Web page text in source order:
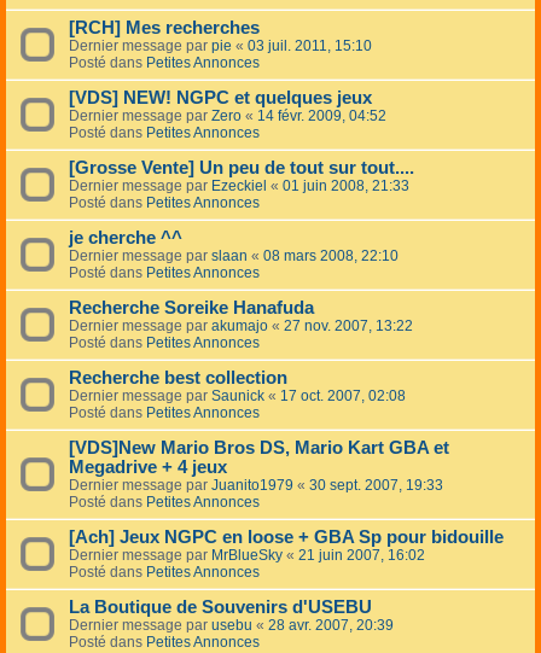
[RCH] Mes recherches
Dernier message par pie « 03 juil. 2011, 15:10
Posté dans Petites Annonces
[VDS] NEW! NGPC et quelques jeux
Dernier message par Zero « 14 févr. 2009, 04:52
Posté dans Petites Annonces
[Grosse Vente] Un peu de tout sur tout....
Dernier message par Ezeckiel « 01 juin 2008, 21:33
Posté dans Petites Annonces
je cherche ^^
Dernier message par slaan « 08 mars 2008, 22:10
Posté dans Petites Annonces
Recherche Soreike Hanafuda
Dernier message par akumajo « 27 nov. 2007, 13:22
Posté dans Petites Annonces
Recherche best collection
Dernier message par Saunick « 17 oct. 2007, 02:08
Posté dans Petites Annonces
[VDS]New Mario Bros DS, Mario Kart GBA et
Megadrive + 4 jeux
Dernier message par Juanito1979 « 30 sept. 2007, 19:33
Posté dans Petites Annonces
[Ach] Jeux NGPC en loose + GBA Sp pour bidouille
Dernier message par MrBlueSky « 21 juin 2007, 16:02
Posté dans Petites Annonces
La Boutique de Souvenirs d'USEBU
Dernier message par usebu « 28 avr. 2007, 20:39
Posté dans Petites Annonces